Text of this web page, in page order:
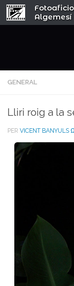
Algemesí
GENERAL
Lliri roig a la
PER VICENT BANYULS